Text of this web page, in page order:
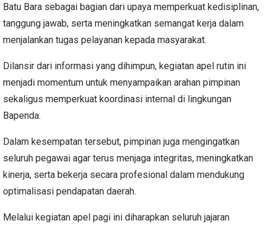
Batu Bara sebagai bagian dari upaya memperkuat kedisiplinan,
tanggung jawab, serta meningkatkan semangat kerja dalam
menjalankan tugas pelayanan kepada masyarakat.
Dilansir dari informasi yang dihimpun, kegiatan apel rutin ini
menjadi momentum untuk menyampaikan arahan pimpinan
sekaligus memperkuat koordinasi internal di lingkungan
Bapenda.
Dalam kesempatan tersebut, pimpinan juga mengingatkan
seluruh pegawai agar terus menjaga integritas, meningkatkan
kinerja, serta bekerja secara profesional dalam mendukung
optimalisasi pendapatan daerah.
Melalui kegiatan apel pagi ini diharapkan seluruh jajaran